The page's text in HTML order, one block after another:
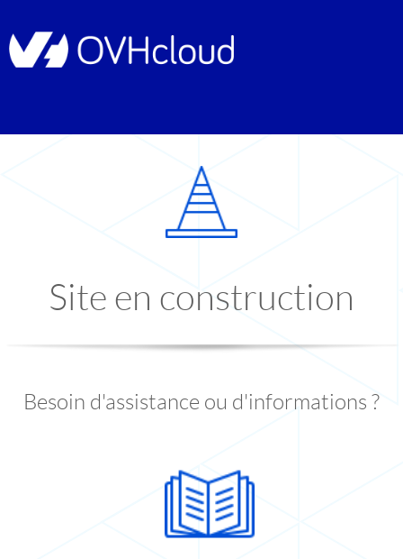
Site en construction
Besoin d'assistance ou d'informations ?